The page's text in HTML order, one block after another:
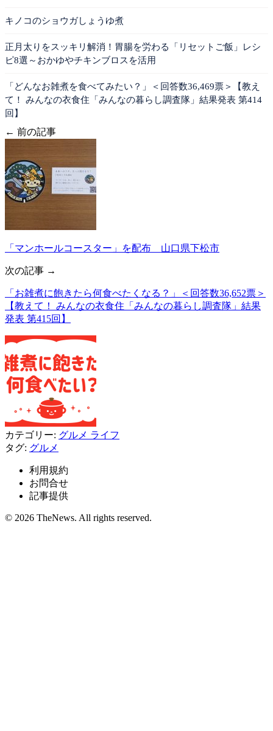
キノコのショウガしょうゆ煮
正月太りをスッキリ解消！胃腸を労わる「リセットご飯」レシ
ピ8選～おかゆやチキンブロスを活用
「どんなお雑煮を食べてみたい？」＜回答数36,469票＞【教え
て！ みんなの衣食住「みんなの暮らし調査隊」結果発表 第414
回】
← 前の記事
「マンホールコースター」を配布 山口県下松市
次の記事 →
「お雑煮に飽きたら何食べたくなる？」＜回答数36,652票＞
【教えて！ みんなの衣食住「みんなの暮らし調査隊」結果
発表 第415回】
カテゴリー: グルメ ライフ
タグ: グルメ
利用規約
お問合せ
記事提供
© 2026 TheNews. All rights reserved.